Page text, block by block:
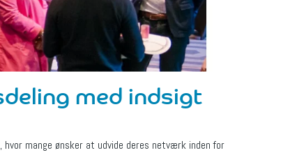
med indsigt
mange ønsker at udvide deres netværk inden for